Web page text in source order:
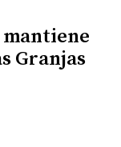
mantiene
Granjas